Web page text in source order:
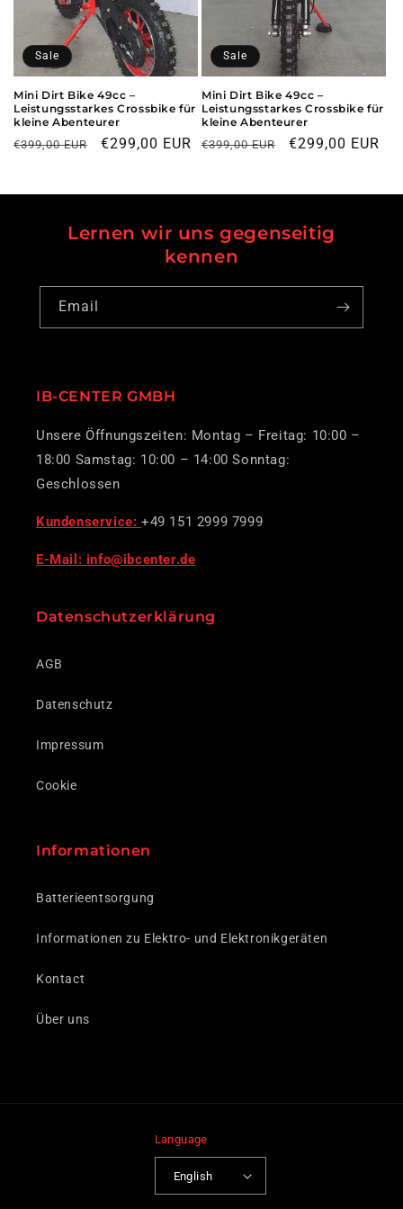
o
n
:
Sale
Mini Dirt Bike 49cc –
Leistungsstarkes Crossbike für
kleine Abenteurer
Regular
€399,00 EUR
Sale
€299,00 EUR
Sale
Mini Dirt Bike 49cc –
Leistungsstarkes Crossbike für
kleine Abenteurer
Regular
€399,00 EUR
Sale
€299,00 EUR
Lernen wir uns gegenseitig
kennen
Email
IB-CENTER GMBH
Unsere Öffnungszeiten: Montag – Freitag: 10:00 –
18:00 Samstag: 10:00 – 14:00 Sonntag:
Geschlossen
Kundenservice: +49 151 2999 7999
E-Mail: info@ibcenter.de
Datenschutzerklärung
AGB
Datenschutz
Impressum
Cookie
Informationen
Batterieentsorgung
Informationen zu Elektro- und Elektronikgeräten
Kontact
Über uns
Language
English